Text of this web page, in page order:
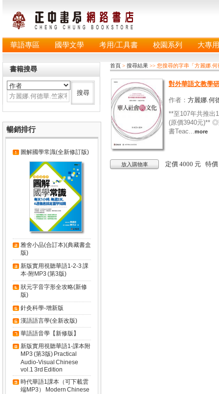
華語專區 國學文學 考用/工具書 校園系列 大專
首頁 > 搜尋結果 >> 您搜尋的字串「方麗娜.
對外華語文教學
作者： 方麗娜.何
**至107年共推出
(原價3940元)**
書Teac...more
放入購物車 定價 4000 元 特
書籍搜尋
暢銷排行
圖解國學常識(全新修訂版)
雅舍小品(合訂本)(典藏書盒
版)
新版實用視聽華語1-2-3 課
本-附MP3 (第3版)
狀元字音字形全攻略(新修
版)
針灸科學-增新版
漢語語言學(全新改版)
華語語音學【新修版】
新版實用視聽華語1-課本附
MP3 (第3版) Practical
Audio-Visual Chinese
vol.1 3rd Edition
時代華語1課本（可下載雲
端MP3） Modern Chinese